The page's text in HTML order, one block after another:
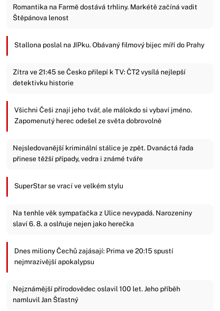
Romantika na Farmě dostává trhliny. Markétě začíná vadit
Štěpánova lenost
Stallona poslal na JIPku. Obávaný filmový bijec míří do Prahy
Zítra ve 21:45 se Česko přilepí k TV: ČT2 vysílá nejlepší
detektivku historie
Všichni Češi znají jeho tvář, ale málokdo si vybaví jméno.
Zapomenutý herec odešel ze světa dobrovolně
Nejsledovanější kriminální stálice je zpět. Dvanáctá řada
přinese těžší případy, vedra i známé tváře
SuperStar se vrací ve velkém stylu
Na tenhle věk sympaťačka z Ulice nevypadá. Narozeniny
slaví 6. 8. a oslňuje nejen jako herečka
Dnes miliony Čechů zajásají: Prima ve 20:15 spustí
nejmrazivější apokalypsu
Nejznámější přírodovědec oslavil 100 let. Jeho příběh
namluvil Jan Šťastný